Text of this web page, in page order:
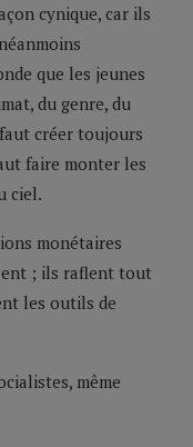
cynique, car ils
que les jeunes
du genre, du
créer toujours
faire monter les
ciel.
monétaires
; ils raflent tout
les outils de
même